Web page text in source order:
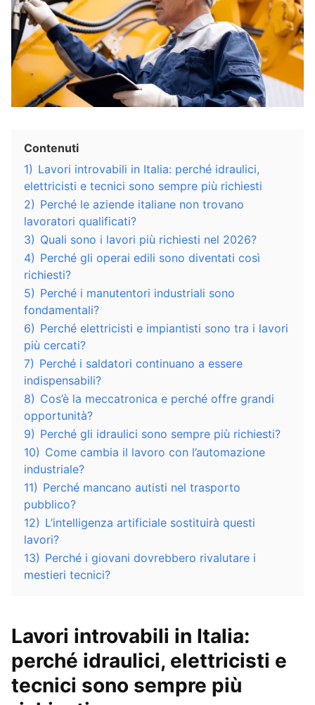
Contenuti
1) Lavori introvabili in Italia: perché idraulici,
elettricisti e tecnici sono sempre più richiesti
2) Perché le aziende italiane non trovano
lavoratori qualificati?
3) Quali sono i lavori più richiesti nel 2026?
4) Perché gli operai edili sono diventati così
richiesti?
5) Perché i manutentori industriali sono
fondamentali?
6) Perché elettricisti e impiantisti sono tra i lavori
più cercati?
7) Perché i saldatori continuano a essere
indispensabili?
8) Cos’è la meccatronica e perché offre grandi
opportunità?
9) Perché gli idraulici sono sempre più richiesti?
10) Come cambia il lavoro con l’automazione
industriale?
11) Perché mancano autisti nel trasporto
pubblico?
12) L’intelligenza artificiale sostituirà questi
lavori?
13) Perché i giovani dovrebbero rivalutare i
mestieri tecnici?
Lavori introvabili in Italia:
perché idraulici, elettricisti e
tecnici sono sempre più